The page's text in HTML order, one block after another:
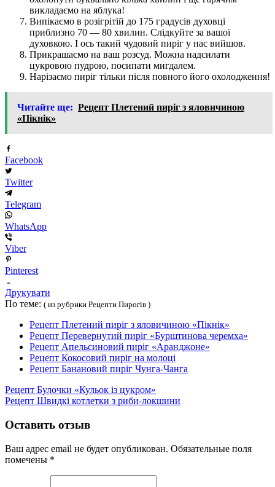
викладаємо на яблука!
Випікаємо в розігрітій до 175 градусів духовці
приблизно 70 — 80 хвилин. Слідкуйте за вашої
духовкою. І ось такий чудовий пиріг у нас вийшов.
Прикрашаємо на ваш розсуд. Можна надсилати
цукровою пудрою, посипати мигдалем.
Нарізаємо пиріг тільки після повного його охолодження!
Читайте ще: Рецепт Плетений пиріг з яловичиною
«Пікнік»
Facebook
Twitter
Telegram
WhatsApp
Viber
Pinterest
Друкувати
По теме: ( из рубрики Рецепти Пирогів )
Рецепт Плетений пиріг з яловичиною «Пікнік»
Рецепт Перевернутий пиріг «Бурштинова черемха»
Рецепт Апельсиновий пиріг «Аранджоне»
Рецепт Кокосовий пиріг на молоці
Рецепт Банановий пиріг Чунга-Чанга
Рецепт Булочки «Кульок із цукром»
Рецепт Швидкі котлетки з риби-локшини
Оставить отзыв
Ваш адрес email не будет опубликован. Обязательные поля
помечены *